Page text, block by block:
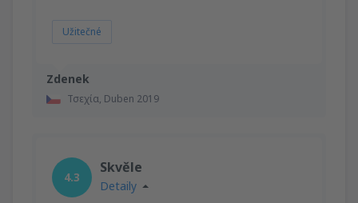
Zdenek
Τσεχία, Duben 2019
Užitečné
4.3
Skvěle
Detaily